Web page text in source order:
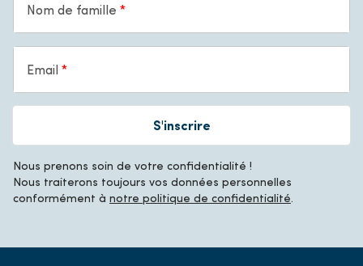
Nom de famille
Email
S'inscrire
Nous prenons soin de votre confidentialité !
Nous traiterons toujours vos données personnelles
conformément à notre politique de confidentialité.